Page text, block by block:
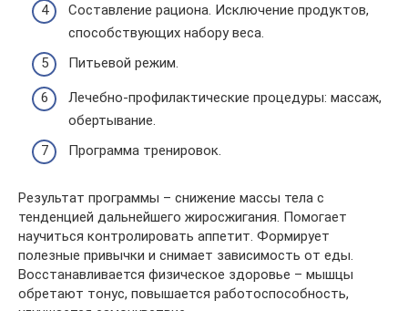
Составление рациона. Исключение продуктов,
способствующих набору веса.
Питьевой режим.
Лечебно-профилактические процедуры: массаж,
обертывание.
Программа тренировок.
Результат программы – снижение массы тела с
тенденцией дальнейшего жиросжигания. Помогает
научиться контролировать аппетит. Формирует
полезные привычки и снимает зависимость от еды.
Восстанавливается физическое здоровье – мышцы
обретают тонус, повышается работоспособность,